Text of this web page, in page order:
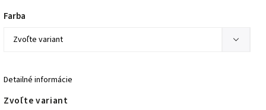
Zvoľte variant
Farba
Detailné informácie